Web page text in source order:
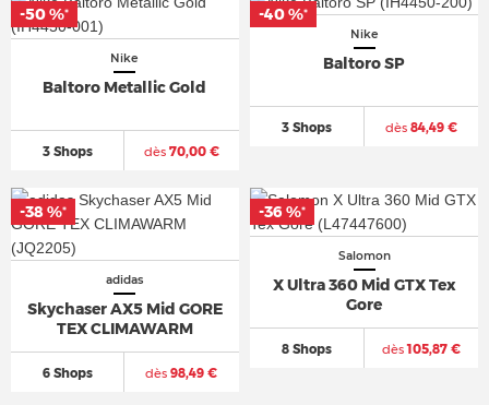
Nike
Baltoro Metallic Gold
3 Shops dès70,00 €
-50 %*
Nike
Baltoro SP
3 Shops dès84,49 €
-40 %*
adidas
Skychaser AX5 Mid GORE
TEX CLIMAWARM
6 Shops dès 98,49 €
-38 %*
Salomon
X Ultra 360 Mid GTX Tex
Gore
8 Shops dès105,87 €
-36 %*